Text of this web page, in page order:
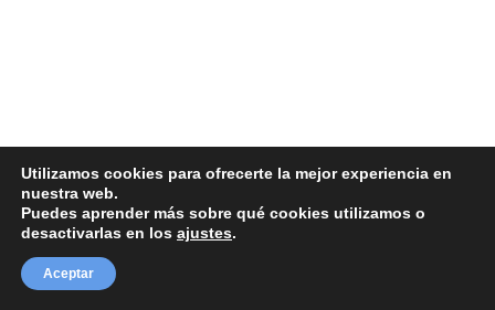
Utilizamos cookies para ofrecerte la mejor experiencia en
nuestra web.
Puedes aprender más sobre qué cookies utilizamos o
desactivarlas en los ajustes.
Aceptar